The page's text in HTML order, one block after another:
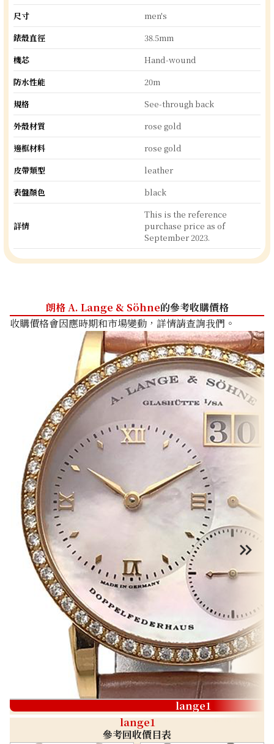
尺寸
men's
錶殼直徑
38.5mm
機芯
Hand-wound
防水性能
20m
規格
See-through back
外殼材質
rose gold
邊框材料
rose gold
皮帶類型
leather
表盤顏色
black
詳情
This is the reference
purchase price as of
September 2023.
朗格 A. Lange & Söhne的參考收購價格
收購價格會因應時期和市場變動，詳情請查詢我們。
lange1
lange1
參考回收價目表